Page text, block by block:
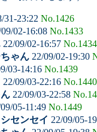
31-23:22 No.1426
02-16:08 No.1433
22/09/02-16:57 No.1434
ゃん 22/09/02-19:30
03-14:16 No.1439
22/09/03-22:16 No.1440
22/09/03-22:58
05-11:49 No.1449
センセイ 22/09/05-